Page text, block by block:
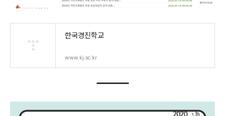
한국경진학교
www.kj.sc.kr